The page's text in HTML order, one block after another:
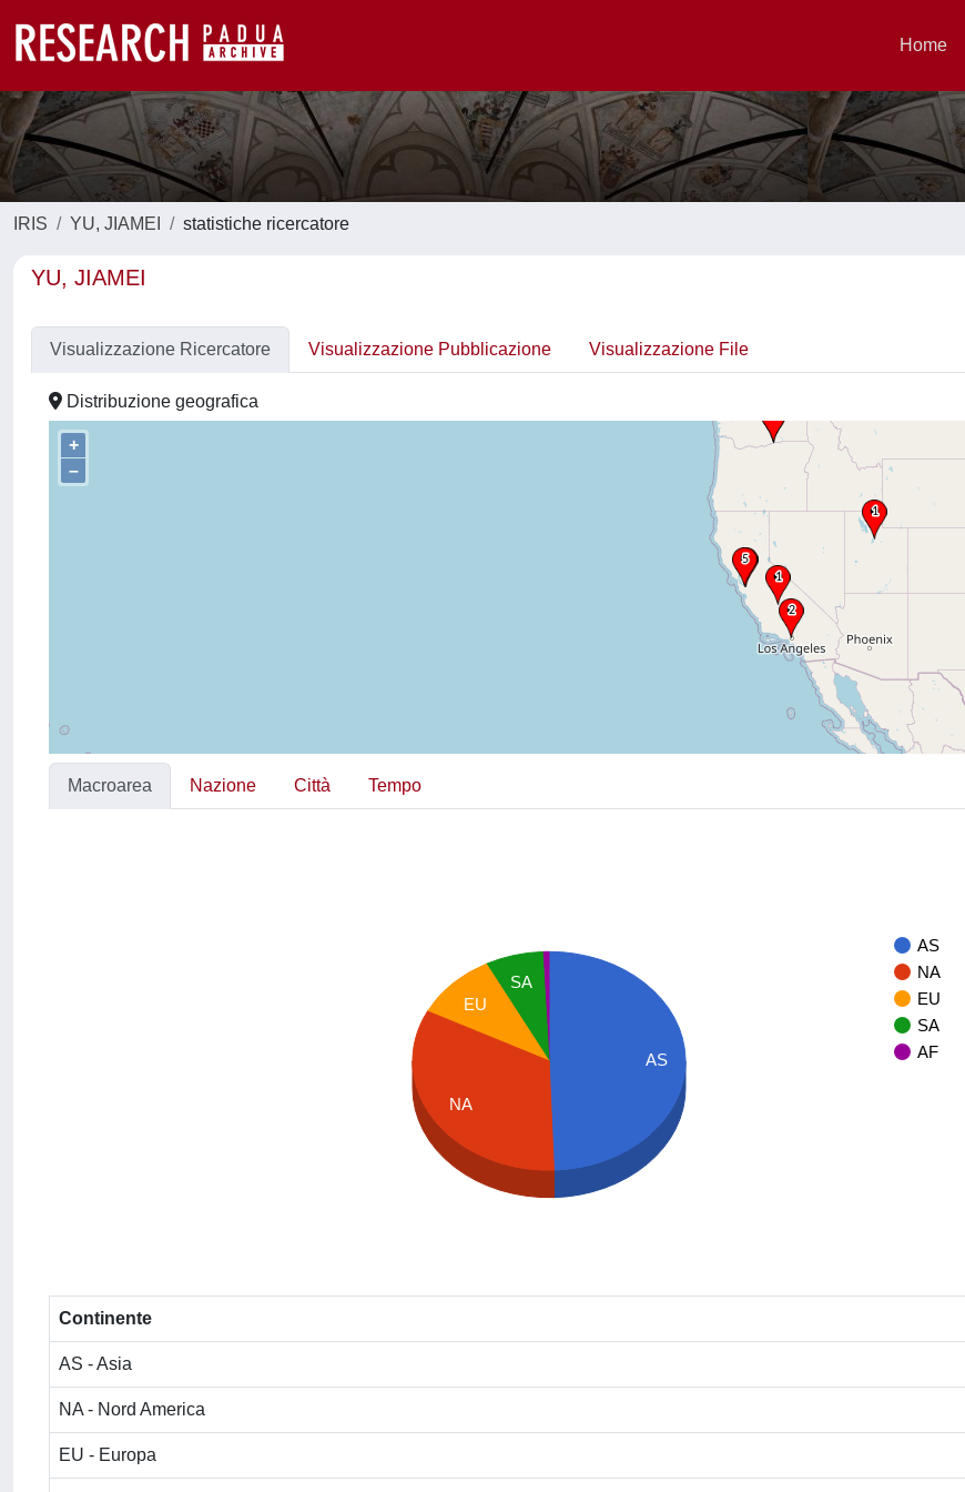
Home
IRIS YU, JIAMEI statistiche ricercatore
YU, JIAMEI
Visualizzazione Ricercatore Visualizzazione Pubblicazione Visualizzazione File
Distribuzione geografica
+
–
Macroarea Nazione Città Tempo
AS
NA
EU
SA
AF
AS
SA
EU
NA
Continente
AS - Asia
NA - Nord America
EU - Europa